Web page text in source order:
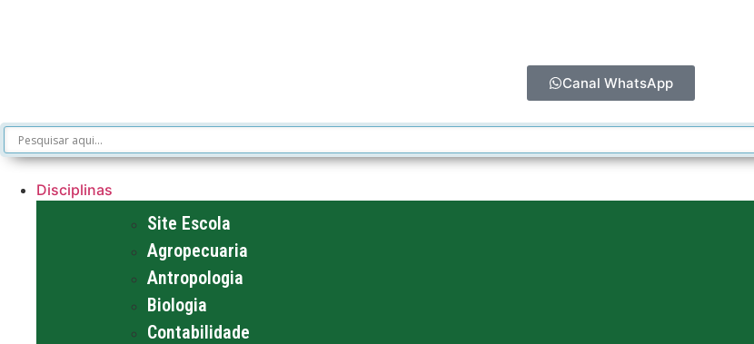
Canal WhatsApp
Disciplinas
Site Escola
Agropecuaria
Antropologia
Biologia
Contabilidade